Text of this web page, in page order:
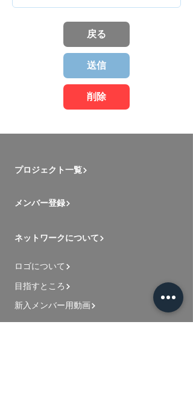
戻る
送信
削除
プロジェクト一覧
メンバー登録
ネットワークについて
ロゴについて
目指すところ
新入メンバー用動画